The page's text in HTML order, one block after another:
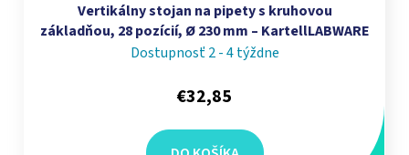
Vertikálny stojan na pipety s kruhovou
základňou, 28 pozícií, Ø 230 mm – KartellLABWARE
Dostupnosť 2 - 4 týždne
€32,85